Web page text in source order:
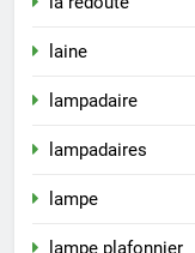
laine
lampadaire
lampadaires
lampe
lampe plafonnier